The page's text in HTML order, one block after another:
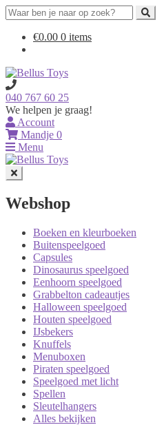
Search
for:
door
navigatie
naar
inhoud
€0.00 0 items
040 767 60 25
We helpen je graag!
Account
Mandje 0
Menu
Webshop
Boeken en kleurboeken
Buitenspeelgoed
Capsules
Dinosaurus speelgoed
Eenhoorn speelgoed
Grabbelton cadeautjes
Halloween speelgoed
Houten speelgoed
IJsbekers
Knuffels
Menuboxen
Piraten speelgoed
Speelgoed met licht
Spellen
Sleutelhangers
Alles bekijken